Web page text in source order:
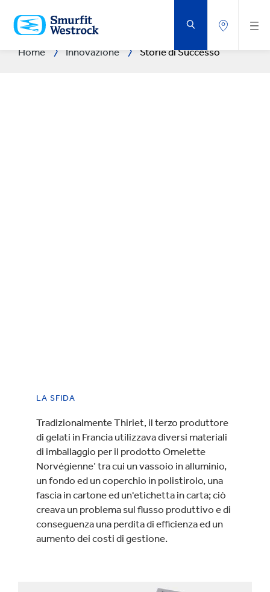
AL
CONTENUTO
PRINCIPALE
Home Innovazione Storie di Successo
LA SFIDA
Tradizionalmente Thiriet, il terzo produttore
di gelati in Francia utilizzava diversi materiali
di imballaggio per il prodotto Omelette
Norvégienne’ tra cui un vassoio in alluminio,
un fondo ed un coperchio in polistirolo, una
fascia in cartone ed un'etichetta in carta; ciò
creava un problema sul flusso produttivo e di
conseguenza una perdita di efficienza ed un
aumento dei costi di gestione.